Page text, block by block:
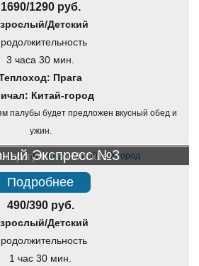
1690/1290 руб.
Детский
3 часа 30 мин.
Прага
Китай-город
палубы будет предложен вкусный обед и
ужин.
прогулка по Москве
Экспресс №3
Подробнее
490/390 руб.
Детский
1 час 30 мин.